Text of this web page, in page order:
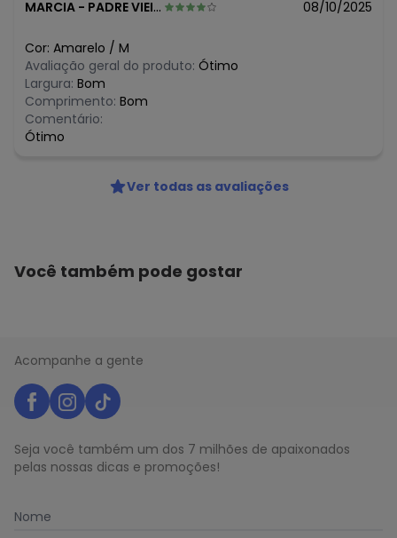
MARCIA - PADRE VIEIRA VICOSA DO CE - CE 08/10/2025
Cor: Amarelo / M
Avaliação geral do produto: Ótimo
Largura: Bom
Comprimento: Bom
Comentário:
Ótimo
Ver todas as avaliações
Você também pode gostar
Acompanhe a gente
Seja você também um dos 7 milhões de apaixonados
pelas nossas dicas e promoções!
Nome